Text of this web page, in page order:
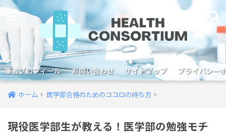
筆者プロフィール お問い合わせ サイトマップ プライバシー
ホーム 医学部合格のためのココロの持ち方
現役医学部生が教える！医学部の勉強モチ